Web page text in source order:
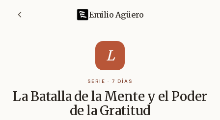
Emilio Agüero
L
SERIE · 7 DÍAS
La Batalla de la Mente y el Poder
de la Gratitud